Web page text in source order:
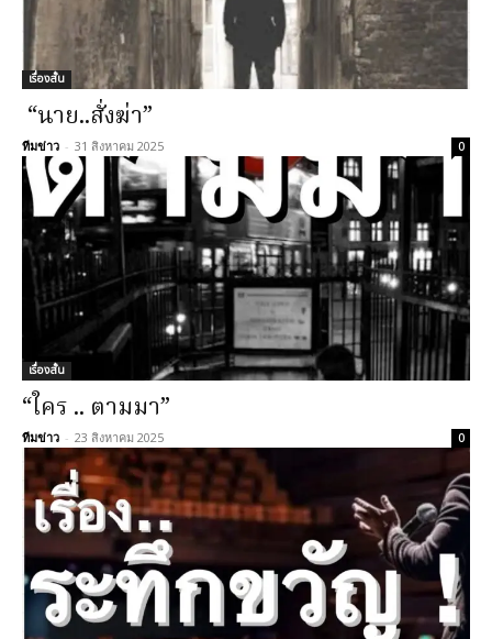
เรื่องสั้น
“นาย..สั่งฆ่า”
ทีมข่าว - 31 สิงหาคม 2025 0
เรื่องสั้น
“ใคร .. ตามมา”
ทีมข่าว - 23 สิงหาคม 2025 0